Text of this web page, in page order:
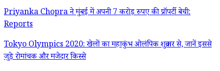
Priyanka Chopra ने मुंबई में अपनी 7 करोड़ रुपए की प्रॉपर्टी बेची:
Reports
Tokyo Olympics 2020: खेलों का महाकुंभ ओलंपिक शुक्रवार से, जानें इससे
जुड़े रोमांचक और मजेदार किस्से